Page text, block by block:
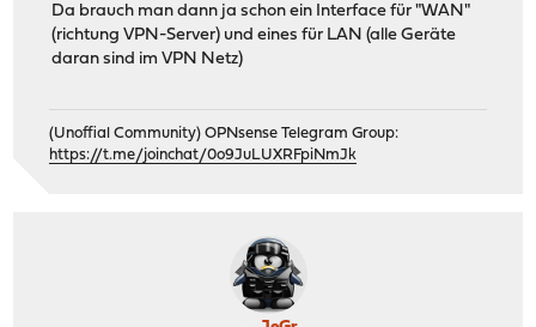
Da brauch man dann ja schon ein Interface für "WAN"
(richtung VPN-Server) und eines für LAN (alle Geräte
daran sind im VPN Netz)
(Unoffial Community) OPNsense Telegram Group:
https://t.me/joinchat/0o9JuLUXRFpiNmJk